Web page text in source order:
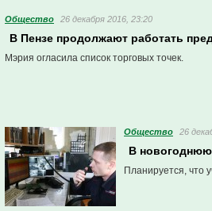
Общество 26 декабря 2016, 23:20
В Пензе продолжают работать
Мэрия огласила список торговых точек.
Общество 26
В новогоднюю
Планируется, что